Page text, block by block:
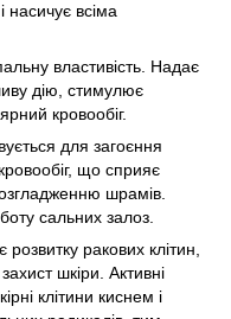
насичує всіма
властивість. Надає
дію, стимулює
кровообіг.
для загоєння
що сприяє
шрамів.
сальних залоз.
ракових клітин,
шкіри. Активні
клітини киснем і